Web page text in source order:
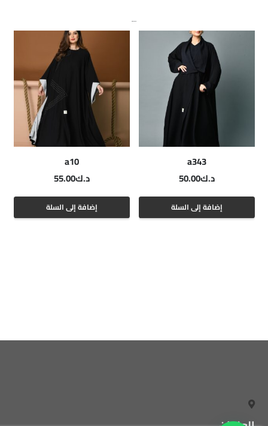
منتجات ذات صلة
a343
د.ك50.00
إضافة إلى السلة
a10
د.ك55.00
إضافة إلى السلة